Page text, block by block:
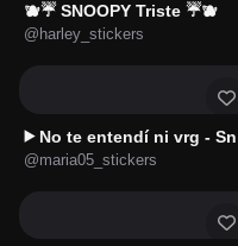
🫐☔ SNOOPY Triste ☔🫐
@harley_stickers
▶️ No te entendí ni vrg - Snoopy
@maria05_stickers